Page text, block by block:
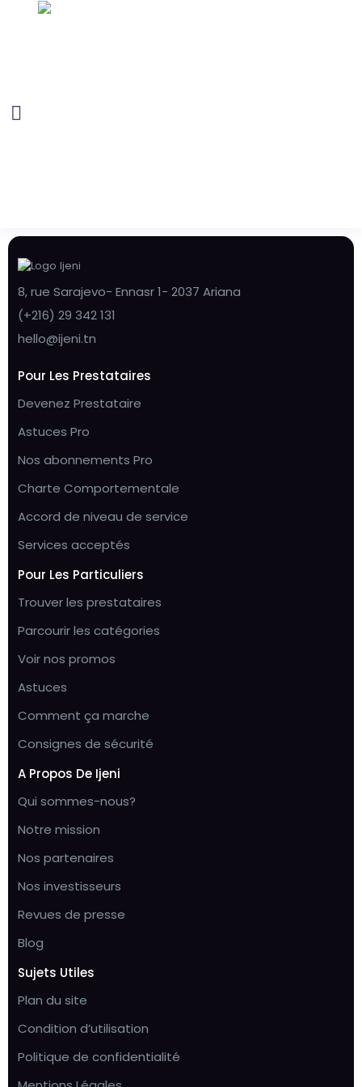
8, rue Sarajevo- Ennasr 1- 2037 Ariana
(+216) 29 342 131
hello@ijeni.tn
Pour Les Prestataires
Devenez Prestataire
Astuces Pro
Nos abonnements Pro
Charte Comportementale
Accord de niveau de service
Services acceptés
Pour Les Particuliers
Trouver les prestataires
Parcourir les catégories
Voir nos promos
Astuces
Comment ça marche
Consignes de sécurité
A Propos De Ijeni
Qui sommes-nous?
Notre mission
Nos partenaires
Nos investisseurs
Revues de presse
Blog
Sujets Utiles
Plan du site
Condition d’utilisation
Politique de confidentialité